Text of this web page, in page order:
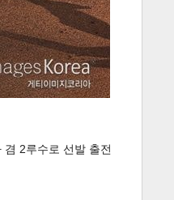
2루수로 선발 출전